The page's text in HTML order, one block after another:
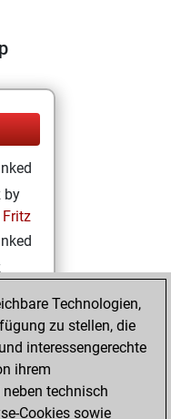
by
Fritz
a
9
Technologien,
zu stellen, die
interessengerechte
ihrem
technisch
Cookies sowie